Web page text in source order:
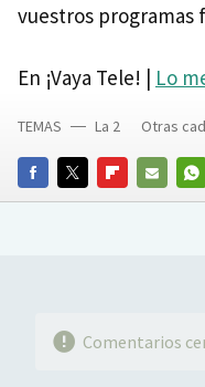
vuestros programas
En ¡Vaya Tele! | Lo
FACEBOOKTWITTERFLIPBOARD
E-
TEMAS La 2 Otras
Comentarios